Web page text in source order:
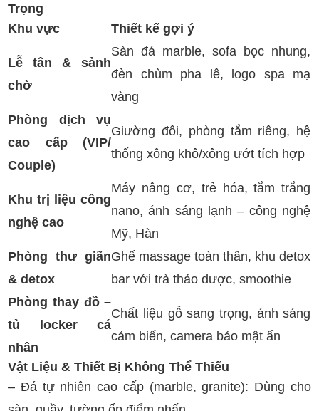
Trọng
Khu vực
Thiết kế gợi ý
Lễ tân & sảnh
chờ
Sàn đá marble, sofa bọc nhung,
đèn chùm pha lê, logo spa mạ
vàng
Phòng dịch vụ
cao cấp (VIP/
Couple)
Giường đôi, phòng tắm riêng, hệ
thống xông khô/xông ướt tích hợp
Khu trị liệu công
nghệ cao
Máy nâng cơ, trẻ hóa, tắm trắng
nano, ánh sáng lạnh – công nghệ
Mỹ, Hàn
Phòng thư giãn
& detox
Ghế massage toàn thân, khu detox
bar với trà thảo dược, smoothie
Phòng thay đồ –
tủ locker cá
nhân
Chất liệu gỗ sang trọng, ánh sáng
cảm biến, camera bảo mật ẩn
Vật Liệu & Thiết Bị Không Thể Thiếu
– Đá tự nhiên cao cấp (marble, granite): Dùng cho